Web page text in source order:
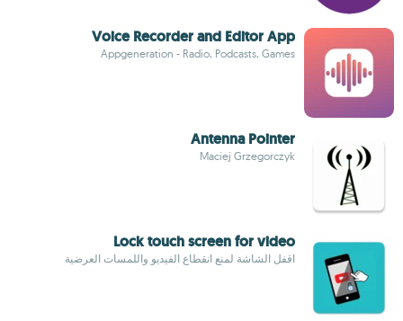
Voice Recorder and Editor App
Appgeneration - Radio, Podcasts, Games
Antenna Pointer
Maciej Grzegorczyk
Lock touch screen for video
اقفل الشاشة لمنع انقطاع الفيديو واللمسات العرضية